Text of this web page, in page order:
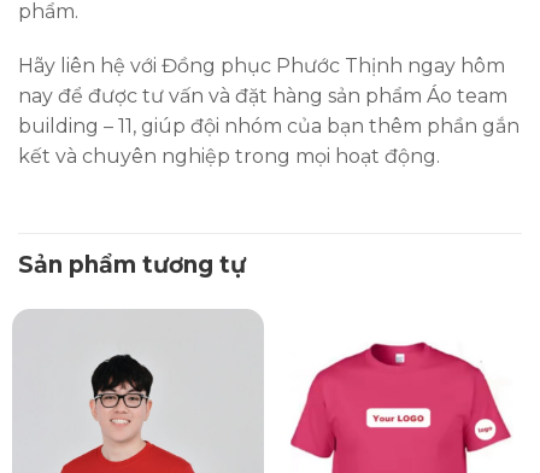
phẩm.
Hãy liên hệ với Đồng phục Phước Thịnh ngay hôm
nay để được tư vấn và đặt hàng sản phẩm Áo team
building – 11, giúp đội nhóm của bạn thêm phần gắn
kết và chuyên nghiệp trong mọi hoạt động.
Sản phẩm tương tự